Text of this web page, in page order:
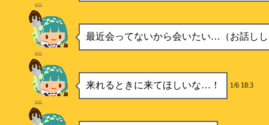
紺音
最近会ってないから会いたい…（お話し
紺音
来れるときに来てほしいな…！ 1/6 18:3
紺音